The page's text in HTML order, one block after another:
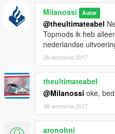
Milanossi Autor
@theultimateabel
Topmods ik heb
nederlandse
26 września 2017
theultimateabel
@Milanossi oke,
26 września 2017
aronohni